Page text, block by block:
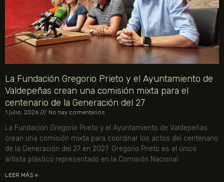
La Fundación Gregorio Prieto y el Ayuntamiento de
Valdepeñas crean una comisión mixta para el
centenario de la Generación del 27
1 julio, 2026 No hay comentarios
La Fundación Gregorio Prieto y el Ayuntamiento de Valdepeñas
crean una comisión mixta para coordinar los actos del centenario
de la Generación del 27 en 2027. Gregorio Prieto es el único
artista plástico representado en la Comisión Nacional.
LEER MÁS »